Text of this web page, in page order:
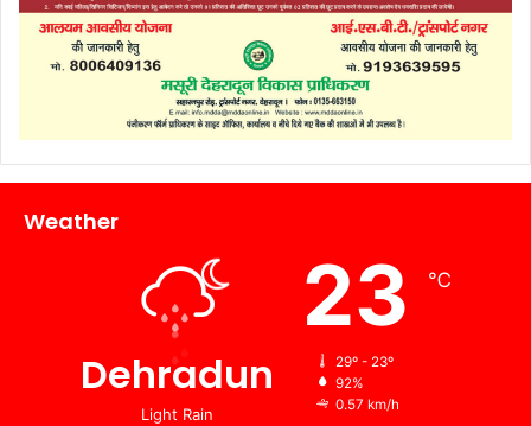
Weather
Dehradun
Light Rain
23 ℃
29º - 23º
92%
0.57 km/h